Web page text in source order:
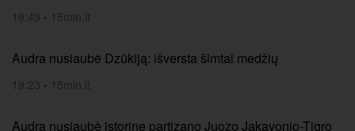
19:49 • 15min.lt
Audra nusiaubė Dzūkiją: išversta šimtai medžių
19:23 • 15min.lt
Audra nusiaubė istorinę partizano Juozo Jakavonio-Tigro